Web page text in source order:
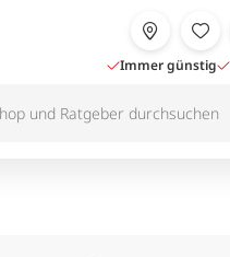
Immer günstig